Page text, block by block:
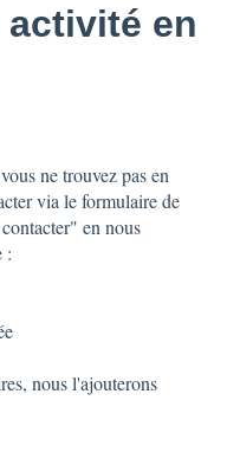
en
ne trouvez pas en
via le formulaire de
en nous
:
nous l'ajouterons